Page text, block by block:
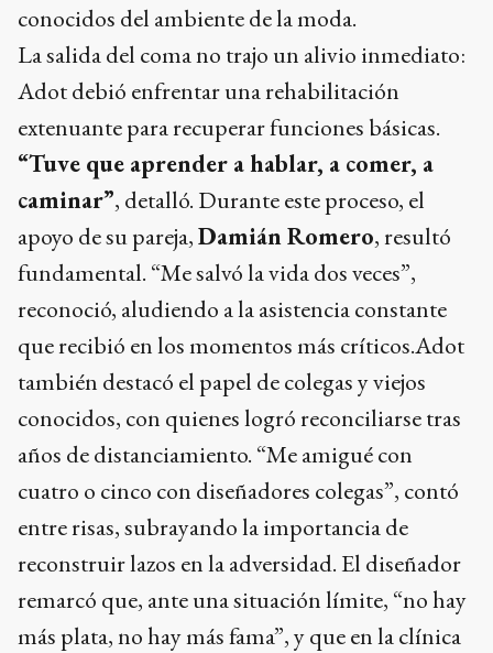
conocidos del ambiente de la moda.
La salida del coma no trajo un alivio inmediato:
Adot debió enfrentar una rehabilitación
extenuante para recuperar funciones básicas.
“Tuve que aprender a hablar, a comer, a
caminar”, detalló. Durante este proceso, el
apoyo de su pareja,Damián Romero, resultó
fundamental. “Me salvó la vida dos veces”,
reconoció, aludiendo a la asistencia constante
que recibió en los momentos más críticos.Adot
también destacó el papel de colegas y viejos
conocidos, con quienes logró reconciliarse tras
años de distanciamiento. “Me amigué con
cuatro o cinco con diseñadores colegas”, contó
entre risas, subrayando la importancia de
reconstruir lazos en la adversidad. El diseñador
remarcó que, ante una situación límite, “no hay
más plata, no hay más fama”, y que en la clínica